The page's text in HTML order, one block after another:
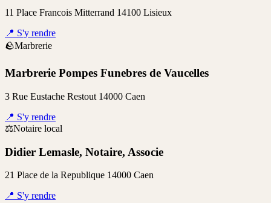
11 Place Francois Mitterrand 14100 Lisieux
📍 S'y rendre
🪨Marbrerie
Marbrerie Pompes Funebres de Vaucelles
3 Rue Eustache Restout 14000 Caen
📍 S'y rendre
⚖️Notaire local
Didier Lemasle, Notaire, Associe
21 Place de la Republique 14000 Caen
📍 S'y rendre